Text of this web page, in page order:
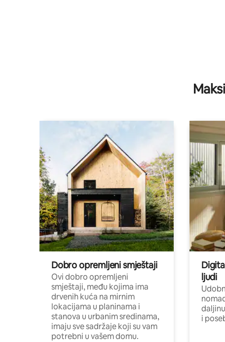
Dobro opremljeni smještaji
Ovi dobro opremljeni
smještaji, među kojima ima
drvenih kuća na mirnim
lokacijama u planinama i
stanova u urbanim sredinama,
imaju sve sadržaje koji su vam
potrebni u vašem domu.
ljudi
i